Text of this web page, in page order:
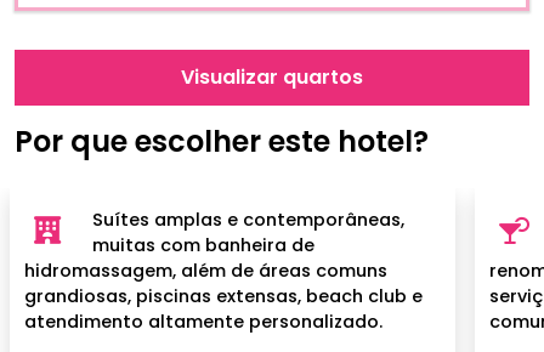
Por que escolher este hotel?
Suítes amplas e contemporâneas,
muitas com banheira de
hidromassagem, além de áreas comuns
grandiosas, piscinas extensas, beach club e
atendimento altamente personalizado.
Visualizar quartos